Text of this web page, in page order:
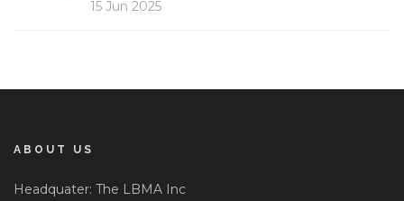
15 Jun 2025
ABOUT US
Headquater: The LBMA Inc